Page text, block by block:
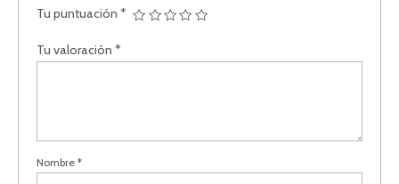
Tu puntuación*
Tu valoración*
Nombre*